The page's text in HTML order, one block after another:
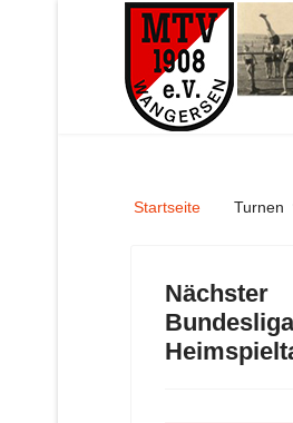
Startseite Turnen
Nächster
Bundesliga